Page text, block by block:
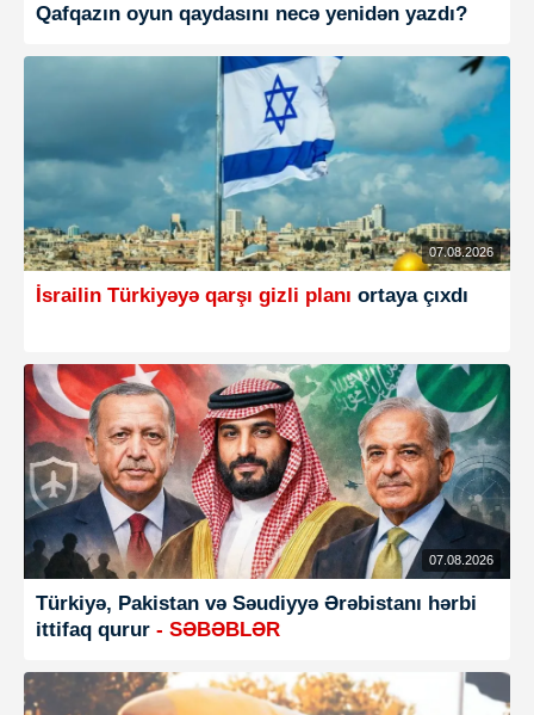
Qafqazın oyun qaydasını necə yenidən yazdı?
07.08.2026
İsrailin Türkiyəyə qarşı gizli planı ortaya çıxdı
07.08.2026
Türkiyə, Pakistan və Səudiyyə Ərəbistanı hərbi
ittifaq qurur - SƏBƏBLƏR